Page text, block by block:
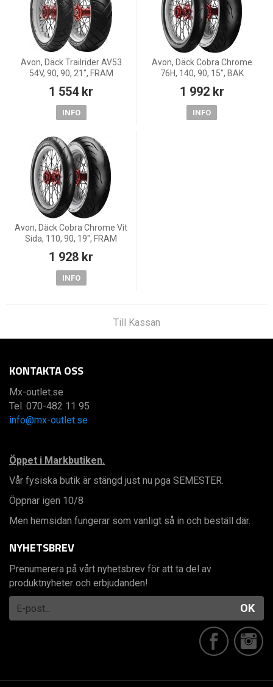
Avon, Däck Trailrider AV53
54V, 90, 90, 21", FRAM
1 554 kr
INFO
Avon, Däck Cobra Chrome
76H, 140, 90, 15", BAK
1 992 kr
INFO
Avon, Däck Cobra Chrome Vit
Sida, 110, 90, 19", FRAM
1 928 kr
INFO
Till Kassan
KONTAKTA OSS
Mx-outlet.se
Tel. 070-482 11 95
info@mx-outlet.se
Öppet i Markbutiken.
Vår fysiska butik är stängd just nu pga SEMESTER.
Öppnar igen 10/8
Men hemsidan fungerar som vanligt så in och beställ där.
NYHETSBREV
Prenumerera på vårt nyhetsbrev för att ta del av
produktnyheter och erbjudanden!
OK